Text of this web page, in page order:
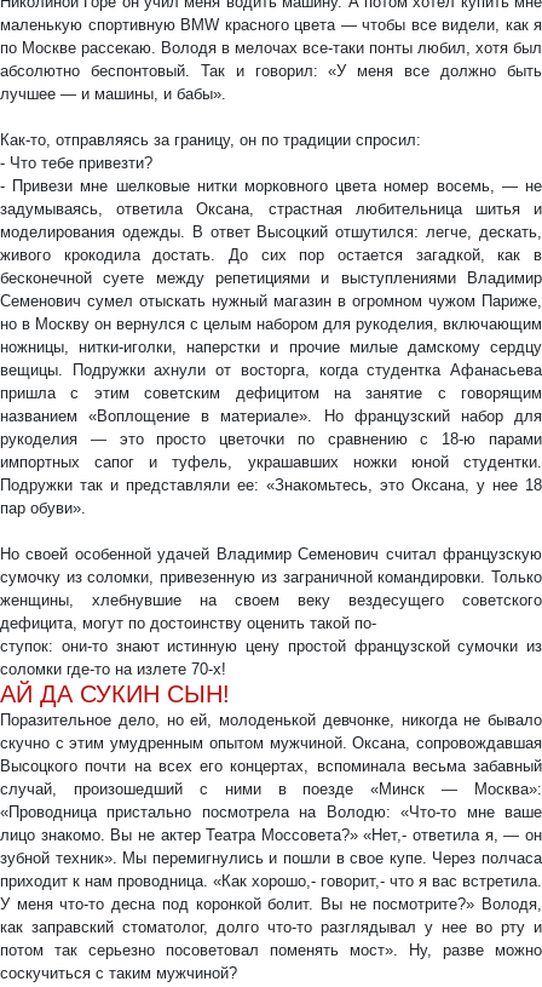
маленькую спортивную BMW красного цвета — чтобы все видели, как я
по Москве рассекаю. Володя в мелочах все-таки понты любил, хотя был
абсолютно беспонтовый. Так и говорил: «У меня все должно быть
лучшее — и машины, и бабы».
Как-то, отправляясь за границу, он по традиции спросил:
- Что тебе привезти?
- Привези мне шелковые нитки морковного цвета номер восемь, — не
задумываясь, ответила Оксана, страстная любительница шитья и
моделирования одежды. В ответ Высоцкий отшутился: легче, дескать,
живого крокодила достать. До сих пор остается загадкой, как в
бесконечной суете между репетициями и выступлениями Владимир
Семенович сумел отыскать нужный магазин в огромном чужом Париже,
но в Москву он вернулся с целым набором для рукоделия, включающим
ножницы, нитки-иголки, наперстки и прочие милые дамскому сердцу
вещицы. Подружки ахнули от восторга, когда студентка Афанасьева
пришла с этим советским дефицитом на занятие с говорящим
названием «Воплощение в материале». Но французский набор для
рукоделия — это просто цветочки по сравнению с 18-ю парами
импортных сапог и туфель, украшавших ножки юной студентки.
Подружки так и представляли ее: «Знакомьтесь, это Оксана, у нее 18
пар обуви».
Но своей особенной удачей Владимир Семенович считал французскую
сумочку из соломки, привезенную из заграничной командировки. Только
женщины, хлебнувшие на своем веку вездесущего советского
дефицита, могут по достоинству оценить такой по-
ступок: они-то знают истинную цену простой французской сумочки из
соломки где-то на излете 70-х!
АЙ ДА СУКИН СЫН!
Поразительное дело, но ей, молоденькой девчонке, никогда не бывало
скучно с этим умудренным опытом мужчиной. Оксана, сопровождавшая
Высоцкого почти на всех его концертах, вспоминала весьма забавный
случай, произошедший с ними в поезде «Минск — Москва»:
«Проводница пристально посмотрела на Володю: «Что-то мне ваше
лицо знакомо. Вы не актер Театра Моссовета?» «Нет,- ответила я, — он
зубной техник». Мы перемигнулись и пошли в свое купе. Через полчаса
приходит к нам проводница. «Как хорошо,- говорит,- что я вас встретила.
У меня что-то десна под коронкой болит. Вы не посмотрите?» Володя,
как заправский стоматолог, долго что-то разглядывал у нее во рту и
потом так серьезно посоветовал поменять мост». Ну, разве можно
соскучиться с таким мужчиной?